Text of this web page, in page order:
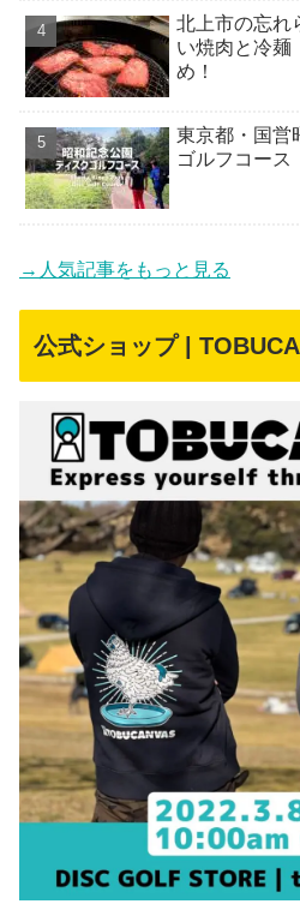
北上市の忘れ
い焼肉と冷麺
め！
東京都・国営
ゴルフコース
→人気記事をもっと見る
公式ショップ |